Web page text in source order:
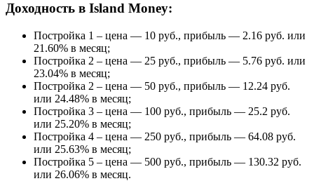
Доходность в Island Money:
Постройка 1 – цена — 10 руб., прибыль — 2.16 руб. или
21.60% в месяц;
Постройка 2 – цена — 25 руб., прибыль — 5.76 руб. или
23.04% в месяц;
Постройка 2 – цена — 50 руб., прибыль — 12.24 руб.
или 24.48% в месяц;
Постройка 3 – цена — 100 руб., прибыль — 25.2 руб.
или 25.20% в месяц;
Постройка 4 – цена — 250 руб., прибыль — 64.08 руб.
или 25.63% в месяц;
Постройка 5 – цена — 500 руб., прибыль — 130.32 руб.
или 26.06% в месяц.